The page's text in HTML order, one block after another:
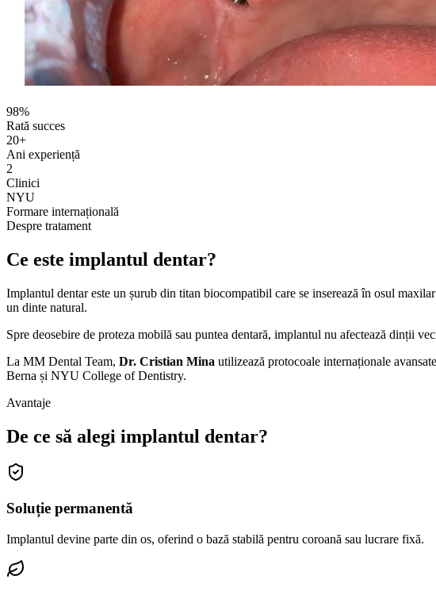
98%
Rată succes
20+
Ani experiență
2
Clinici
NYU
Formare internațională
Despre tratament
Ce este implantul dentar?
Implantul dentar este un șurub din titan biocompatibil care se inserează în osul
un dinte natural.
Spre deosebire de proteza mobilă sau puntea dentară, implantul nu afectează dinții
La MM Dental Team, Dr. Cristian Mina utilizează protocoale internaționale
Berna și NYU College of Dentistry.
Avantaje
De ce să alegi implantul dentar?
Soluție permanentă
Implantul devine parte din os, oferind o bază stabilă pentru coroană sau lucrare fixă.